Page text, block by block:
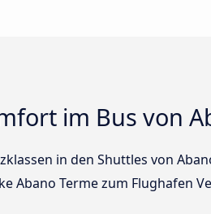
im Bus von
in den Shuttles von
Abano Terme zum Flughafen